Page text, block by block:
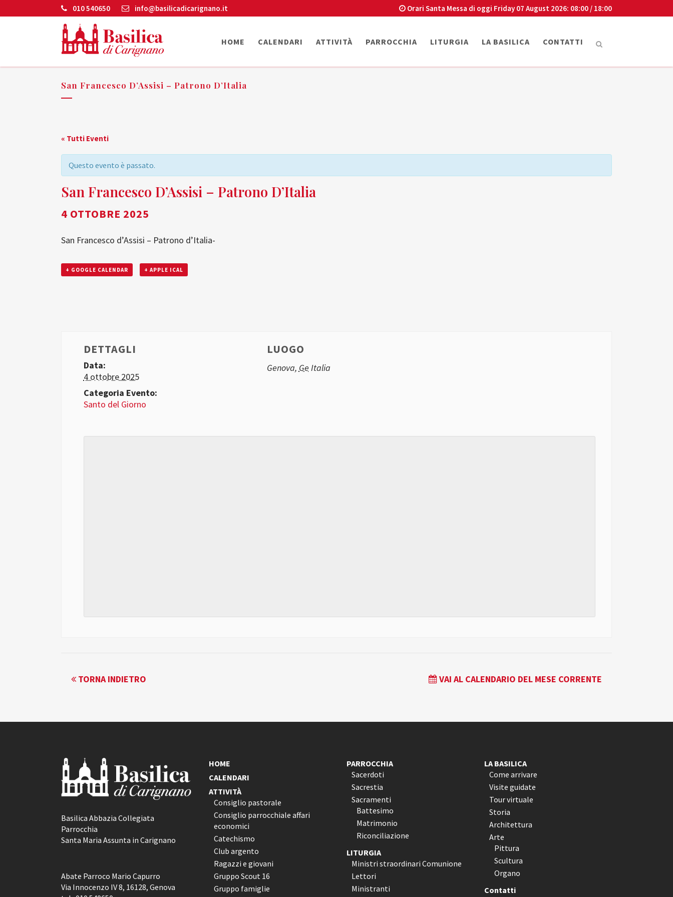
010 540650 info@basilicadicarignano.it Orari Santa Messa di oggi Friday 07 August 2026: 08:00 / 18:00
HOME CALENDARI ATTIVITÀ PARROCCHIA LITURGIA LA BASILICA CONTATTI
San Francesco D’Assisi – Patrono D’Italia
« Tutti Eventi
Questo evento è passato.
San Francesco D’Assisi – Patrono D’Italia
4 OTTOBRE 2025
San Francesco d’Assisi – Patrono d’Italia-
+ GOOGLE CALENDAR + APPLE ICAL
DETTAGLI
Data:
4 ottobre 2025
Categoria Evento:
Santo del Giorno
LUOGO
Genova, Ge Italia
EVENTO
TORNA INDIETRO VAI AL CALENDARIO DEL MESE CORRENTE
Basilica Abbazia Collegiata
Parrocchia
Santa Maria Assunta in Carignano
Abate Parroco Mario Capurro
Via Innocenzo IV 8, 16128, Genova
HOME
CALENDARI
ATTIVITÀ
Consiglio pastorale
Consiglio parrocchiale affari
economici
Catechismo
Club argento
Ragazzi e giovani
Gruppo Scout 16
Gruppo famiglie
PARROCCHIA
Sacerdoti
Sacrestia
Sacramenti
Battesimo
Matrimonio
Riconciliazione
LITURGIA
Ministri straordinari Comunione
Lettori
Ministranti
LA BASILICA
Come arrivare
Visite guidate
Tour virtuale
Storia
Architettura
Arte
Pittura
Scultura
Organo
Contatti